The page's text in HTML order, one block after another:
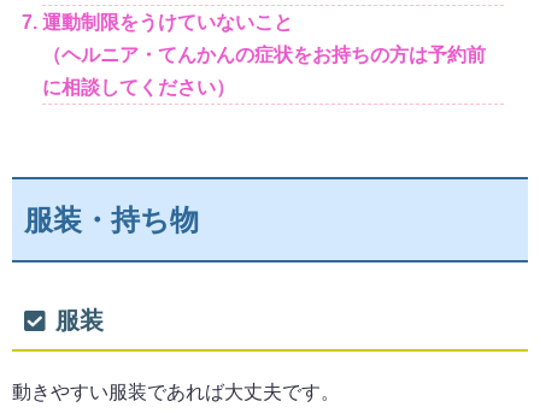
運動制限をうけていないこと
（ヘルニア・てんかんの症状をお持ちの方は予約前
に相談してください）
服装・持ち物
服装
動きやすい服装であれば大丈夫です。